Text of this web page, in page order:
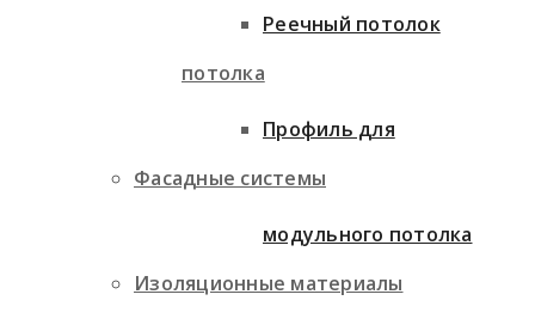
потолка
Фасадные системы
Изоляционные материалы
Реечный потолок
Профиль для
модульного потолка